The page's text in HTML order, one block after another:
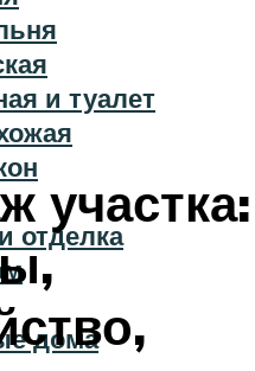
и туалет
отделка
дома
участка: